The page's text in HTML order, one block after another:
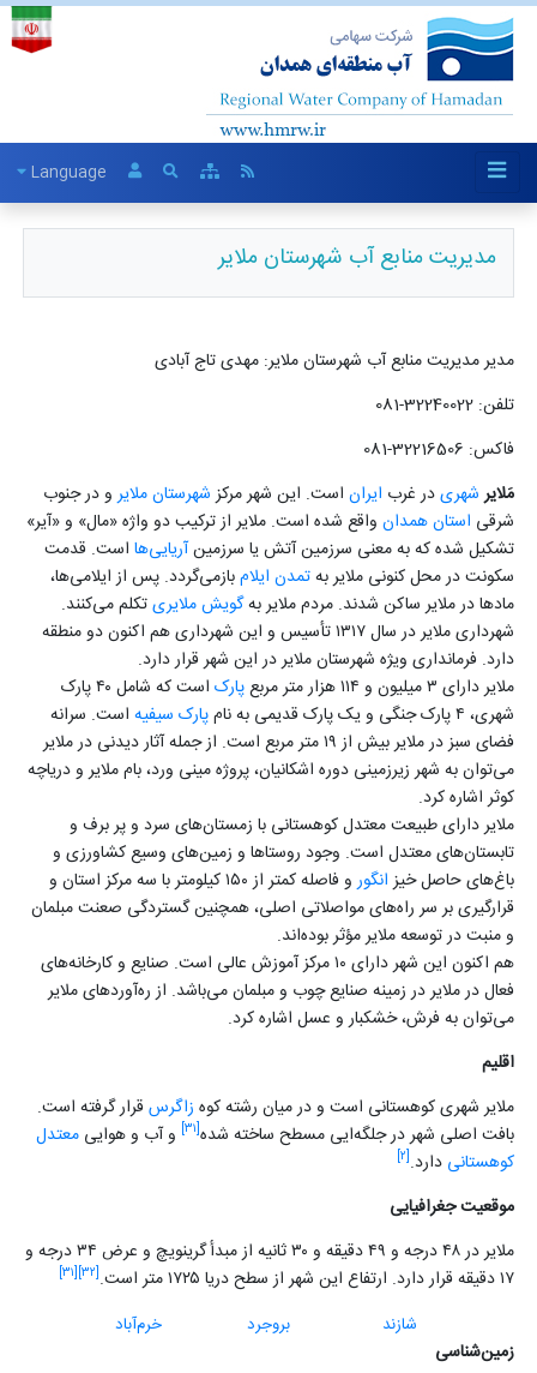
Language
مدیریت منابع آب شهرستان ملایر
مدیر مدیریت منابع آب شهرستان ملایر: مهدی تاج آبادی
تلفن: 32240022-081
فاکس: 32216506-081
مَلایر شهریدر غرب ایران است. این شهر مرکز شهرستان ملایر و در جنوب
شرقی استان همدان واقع شده است. ملایر از ترکیب دو واژه «مال» و «آیر»
تشکیل شده که به معنی سرزمین آتش یا سرزمینآریایی‌ها است. قدمت
سکونت در محل کنونی ملایر بهتمدن ایلامبازمی‌گردد. پس از ایلامی‌ها،
مادها در ملایر ساکن شدند. مردم ملایر بهگویش ملایریتکلم می‌کنند.
شهرداری ملایر در سال ۱۳۱۷ تأسیس و این شهرداری هم اکنون دو منطقه
دارد. فرمانداری ویژه شهرستان ملایر در این شهر قرار دارد.
ملایر دارای ۳ میلیون و ۱۱۴ هزار متر مربع
پارک
است که شامل ۴۰ پارک
شهری، ۴ پارک جنگی و یک پارک قدیمی به نام
پارک سیفیه است. سرانه
فضای سبز در ملایر بیش از ۱۹ متر مربع است. از جمله آثار دیدنی در ملایر
می‌توان به شهر زیرزمینی دوره اشکانیان، پروژه مینی ورد، بام ملایر و دریاچه
کوثر اشاره کرد.
ملایر دارای طبیعت معتدل کوهستانی با زمستان‌های سرد و پر برف و
تابستان‌های معتدل است. وجود روستاها و زمین‌های وسیع کشاورزی و
باغ‌های حاصل خیز انگور
و فاصله کمتر از ۱۵۰ کیلومتر با سه مرکز استان‌ و
قرارگیری بر سر راه‌های مواصلاتی اصلی، همچنین گستردگی صعنت مبلمان
و منبت در توسعه ملایر مؤثر بوده‌اند.
هم اکنون این شهر دارای ۱۰ مرکز آموزش عالی است. صنایع و کارخانه‌های
فعال در ملایر در زمینه صنایع چوب و مبلمان می‌باشد. از ره‌آوردهای ملایر
می‌توان به فرش، خشکبار و عسل اشاره کرد.
اقلیم
ملایر شهری کوهستانی است و در میان رشته کوه زاگرس قرار گرفته است.
بافت اصلی شهر در جلگه‌ایی مسطح ساخته شده[۳۱] و آب و هواییمعتدل
کوهستانی دارد.[۲]
موقعیت جغرافیایی
ملایر در ۴۸ درجه و ۴۹ دقیقه و ۳۰ ثانیه از مبدأ گرینویچ و عرض ۳۴ درجه و
۱۷ دقیقه قرار دارد. ارتفاع این شهر از سطح دریا ۱۷۲۵ متر است.
[۳۲] [۳۱]
شازند بروجرد خرم‌آباد
زمین‌شناسی